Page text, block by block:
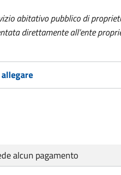
abitativo pubblico di
direttamente all’ente
alcun pagamento